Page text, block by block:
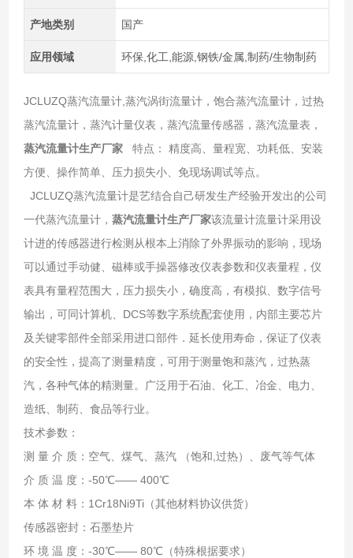
产地类别 国产
应用领域 环保,化工,能源,钢铁/金属,制药/生物制药
JCLUZQ蒸汽流量计,蒸汽涡街流量计，饱合蒸汽流量计，过热
蒸汽流量计，蒸汽计量仪表，蒸汽流量传感器，蒸汽流量表，
蒸汽流量计生产厂家特点： 精度高、量程宽、功耗低、安装
方便、操作简单、压力损失小、免现场调试等点。
JCLUZQ蒸汽流量计是艺结合自己研发生产经验开发出的公司
一代蒸汽流量计， 蒸汽流量计生产厂家该流量计流量计采用设
计进的传感器进行检测从根本上消除了外界振动的影响，现场
可以通过手动健、磁棒或手操器修改仪表参数和仪表量程，仪
表具有量程范围大，压力损失小，确度高，有模拟、数字信号
输出，可同计算机、DCS等数字系统配套使用，内部主要芯片
及关键零部件全部采用进口部件．延长使用寿命，保证了仪表
的安全性，提高了测量精度，可用于测量饱和蒸汽，过热蒸
汽，各种气体的精测量。广泛用于石油、化工、冶金、电力、
造纸、制药、食品等行业。
技术参数：
测 量 介 质：空气、煤气、蒸汽 （饱和,过热）、废气等气体
介 质 温 度：-50℃—— 400℃
本 体 材 料：1Cr18Ni9Ti（其他材料协议供货）
传感器密封：石墨垫片
环 境 温 度：-30℃—— 80℃（特殊根据要求）